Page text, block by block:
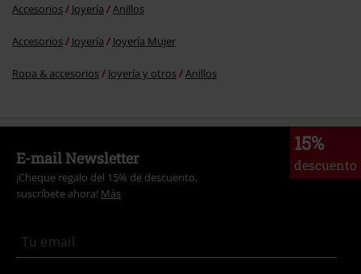
Accesorios Joyería Anillos
Accesorios Joyería Joyería Mujer
Ropa & accesorios Joyería y otros Anillos
15%
descuento
E-mail Newsletter
¡Cheque regalo del 15% de descuento,
suscríbete ahora! Más